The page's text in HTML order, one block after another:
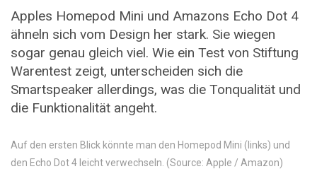
Apples Homepod Mini und Amazons Echo Dot 4
ähneln sich vom Design her stark. Sie wiegen
sogar genau gleich viel. Wie ein Test von Stiftung
Warentest zeigt, unterscheiden sich die
Smartspeaker allerdings, was die Tonqualität und
die Funktionalität angeht.
Auf den ersten Blick könnte man den Homepod Mini (links) und
den Echo Dot 4 leicht verwechseln. (Source: Apple / Amazon)